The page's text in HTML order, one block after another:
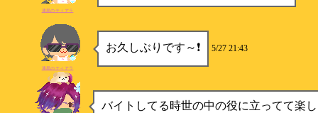
漆黒のティアラ
お久しぶりです～❗ 5/27 21:43
漆黒のティアラ
バイトしてる時世の中の役に立ってて楽